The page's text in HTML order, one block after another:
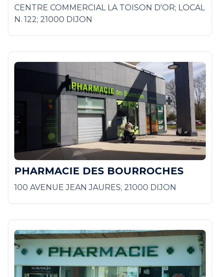
CENTRE COMMERCIAL LA TOISON D'OR; LOCAL
N. 122; 21000 DIJON
PHARMACIE DES BOURROCHES
100 AVENUE JEAN JAURES; 21000 DIJON